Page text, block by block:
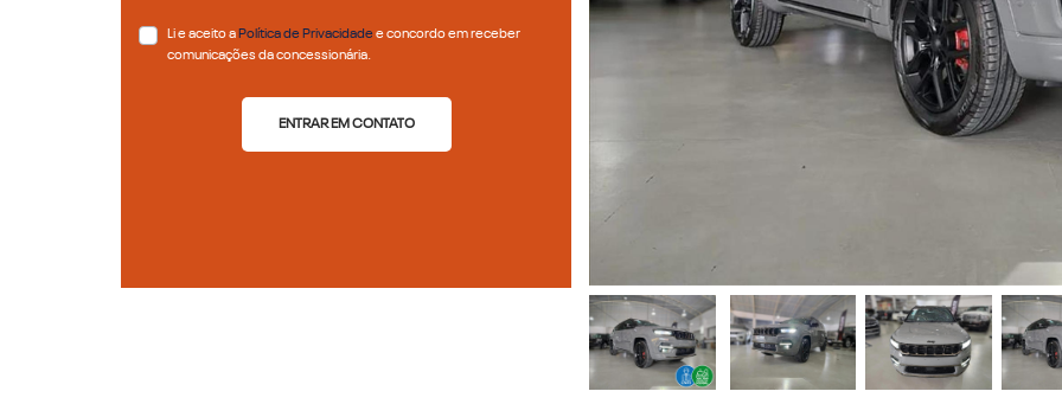
Li e aceito a Política de Privacidadee concordo em receber
comunicações da concessionária.
ENTRAR EM CONTATO